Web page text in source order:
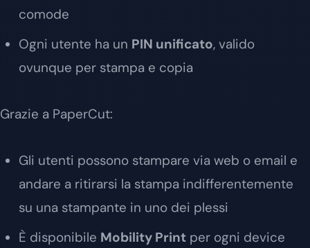
comode
Ogni utente ha un PIN unificato, valido
ovunque per stampa e copia
Grazie a PaperCut:
Gli utenti possono stampare via web o email e
andare a ritirarsi la stampa indifferentemente
su una stampante in uno dei plessi
È disponibile Mobility Print per ogni device